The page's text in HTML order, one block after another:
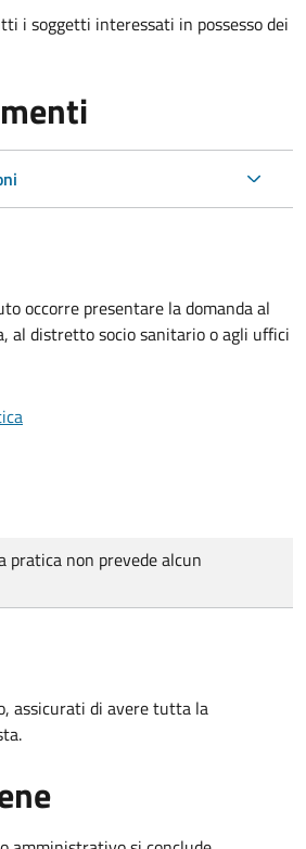
i soggetti interessati in possesso dei
occorre presentare la domanda al
al distretto socio sanitario o agli uffici
pratica non prevede alcun
assicurati di avere tutta la